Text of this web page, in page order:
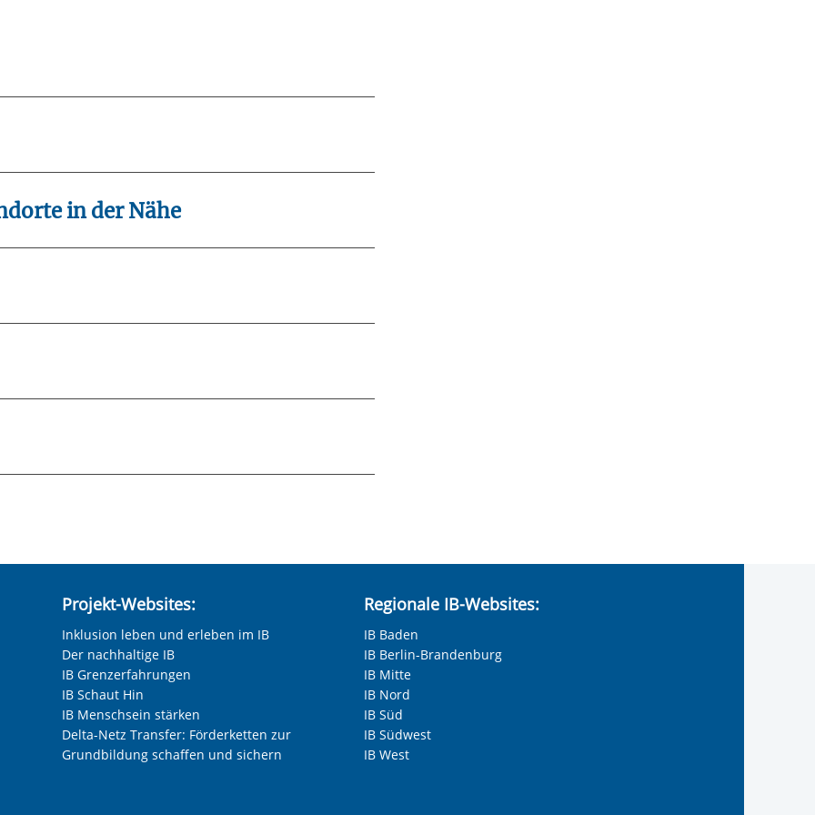
in der Nähe
Nächste Folie anzeigen
Sie "Marketing"-Tools von YouTube
Daher können wir erst mit Ihrer
diese auch zu eigenen Zwecken.
USA, wo kein gleichwertiges
ausgeschlossen werden. Alle
Sie in unserer Datenschutzerklärung.
jederzeit
Projekt-Websites:
Inklusion leben und erleben im IB
Der nachhaltige IB
IB Grenzerfahrungen
IB Schaut Hin
IB Menschsein stärken
Delta-Netz Transfer: Förderketten zur
Grundbildung schaffen und sichern
Regionale IB-Websites:
IB Baden
IB Berlin-Brandenburg
IB Mitte
IB Nord
IB Süd
IB Südwest
IB West